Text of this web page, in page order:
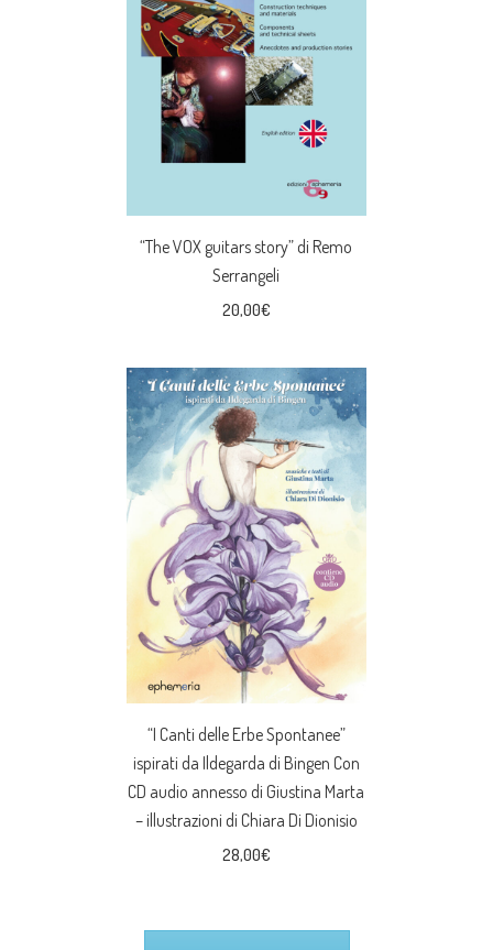
“The VOX guitars story” di Remo
Serrangeli
20,00€
“I Canti delle Erbe Spontanee”
ispirati da Ildegarda di Bingen Con
CD audio annesso di Giustina Marta
– illustrazioni di Chiara Di Dionisio
28,00€